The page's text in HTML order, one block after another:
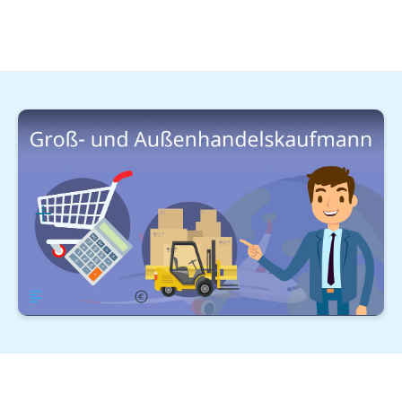
Kaufmännische Berufe Verkauf
Kaufmann/-frau für Groß- und
Außenhandelsmanagement Gehalt
Lernplan
Übersicht Gehalt